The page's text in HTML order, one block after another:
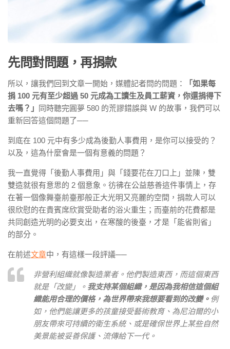
先問對問題，再捐款
所以，讓我們回到文章一開始，媒體記者問的問題：
「如果每
捐 100 元有至少超過 50 元成為工讀生及員工薪資，你還捐得下
去嗎 ？ 」
同時聽完圓夢 580 的荒謬錯誤與 W 的故事，我們可以
重新回答這個問題了──
到底在 100 元中有多少成為後勤人事費用，是你可以接受的？
以及，這為什麼會是一個有意義的問題？
我一直覺得「後勤人事費用」與「錢要花在刀口上」並陳，雙
雙造就很有意思的 2 個意象。彷彿在公益慈善這件事情上，存
在著一個像舞臺前臺那般正大光明又亮麗的空間，捐款人可以
很欣慰的在貴賓席欣賞受助者的浴火重生；而臺前的花費都是
共同創造光明的必要支出，在寒酸的後臺，才是「能省則省」
的部分。
在前述文章中，有這樣一段評議──
非營利組織就像製造業者。他們製造東西，而這個東西
就是「改變」。 我支持某個組織，是因為我相信這個組
織能用合理的價格，為世界帶來我想要看到的改變。 例
如，他們能讓更多的孩童接受藝術教育、為尼泊爾的小
朋友帶來可持續的衛生系統、或是確保世界上某些自然
美景能被妥善保護、流傳給下一代。